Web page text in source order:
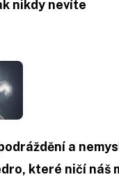
nikdy nevíte
a
které ničí náš